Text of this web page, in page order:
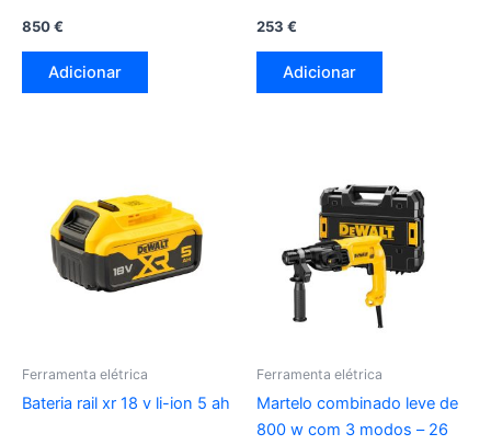
850€
Adicionar
253 €
Adicionar
Ferramenta elétrica
Bateria rail xr 18 v li-ion 5 ah
Ferramenta elétrica
Martelo combinado leve de
800 w com 3 modos – 26